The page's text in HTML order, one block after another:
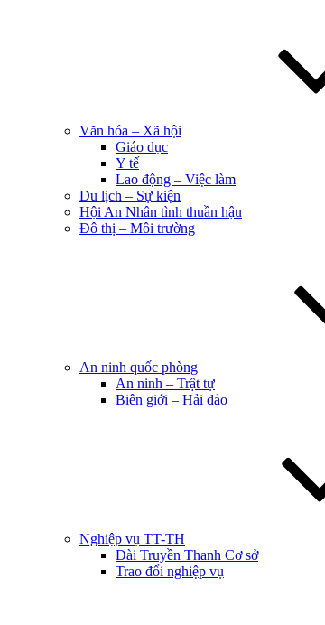
Văn hóa – Xã hội
Giáo dục
Y tế
Lao động – Việc làm
Du lịch – Sự kiện
Hội An Nhân tình thuần hậu
Đô thị – Môi trường
An ninh quốc phòng
An ninh – Trật tự
Biên giới – Hải đảo
Nghiệp vụ TT-TH
Đài Truyền Thanh Cơ sở
Trao đổi nghiệp vụ